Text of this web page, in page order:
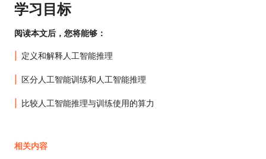
学习目标
阅读本文后，您将能够：
定义和解释人工智能推理
区分人工智能训练和人工智能推理
比较人工智能推理与训练使用的算力
相关内容